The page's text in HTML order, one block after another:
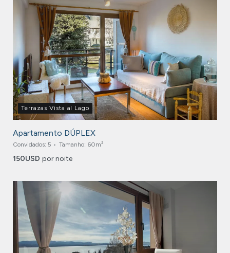
Terrazas Vista al Lago
Apartamento DÚPLEX
Convidados: 5 Tamanho: 60m²
150USD por noite